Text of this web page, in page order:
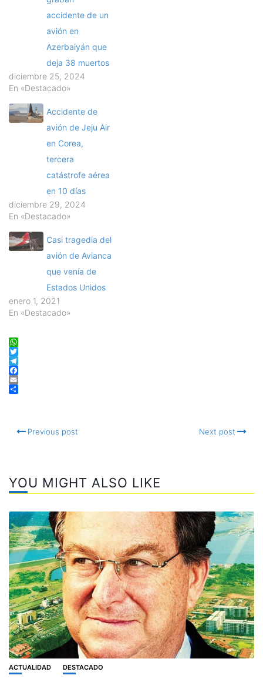
accidente de un
avión en
Azerbaiyán que
deja 38 muertos
diciembre 25, 2024
En «Destacado»
Accidente de
avión de Jeju Air
en Corea,
tercera
catástrofe aérea
en 10 días
diciembre 29, 2024
En «Destacado»
Casi tragedia del
avión de Avianca
que venía de
Estados Unidos
enero 1, 2021
En «Destacado»
WhatsApp
Twitter
Telegram
Facebook
Email
Previous post Next post
YOU MIGHT ALSO LIKE
ACTUALIDAD DESTACADO